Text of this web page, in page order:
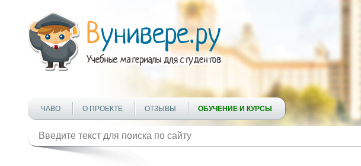
ЧАВО О ПРОЕКТЕ ОТЗЫВЫ ОБУЧЕНИЕ И КУРСЫ